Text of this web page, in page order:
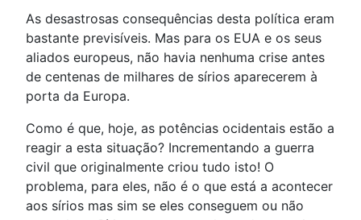
As desastrosas consequências desta política eram
bastante previsíveis. Mas para os EUA e os seus
aliados europeus, não havia nenhuma crise antes
de centenas de milhares de sírios aparecerem à
porta da Europa.
Como é que, hoje, as potências ocidentais estão a
reagir a esta situação? Incrementando a guerra
civil que originalmente criou tudo isto! O
problema, para eles, não é o que está a acontecer
aos sírios mas sim se eles conseguem ou não